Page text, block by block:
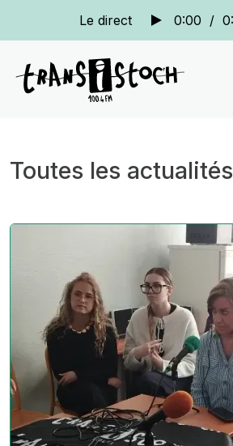
Le direct 0:00 /
Toutes les actualités